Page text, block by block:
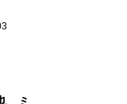
、ミ